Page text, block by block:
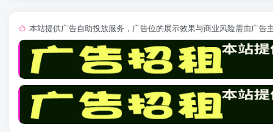
本站提供广告自助投放服务，广告位的展示效果与商业风险需由广告